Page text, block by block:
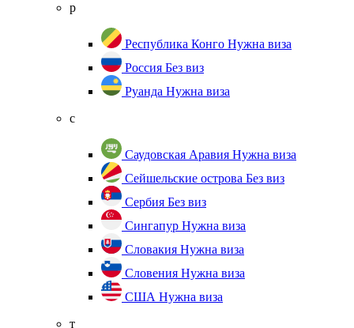
р
Республика Конго Нужна виза
Россия Без виз
Руанда Нужна виза
с
Саудовская Аравия Нужна виза
Сейшельские острова Без виз
Сербия Без виз
Сингапур Нужна виза
Словакия Нужна виза
Словения Нужна виза
США Нужна виза
т